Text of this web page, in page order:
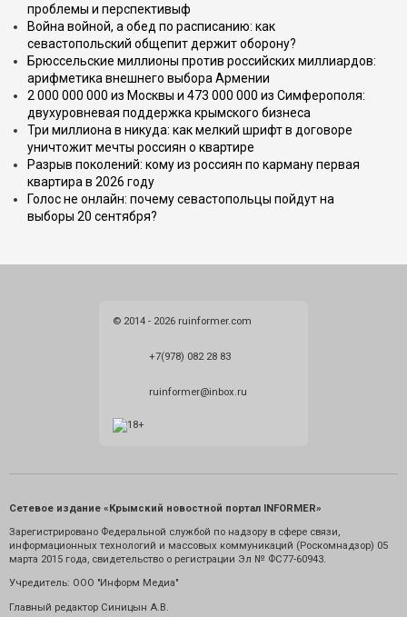
проблемы и перспективыф
Война войной, а обед по расписанию: как
севастопольский общепит держит оборону?
Брюссельские миллионы против российских миллиардов:
арифметика внешнего выбора Армении
2 000 000 000 из Москвы и 473 000 000 из Симферополя:
двухуровневая поддержка крымского бизнеса
Три миллиона в никуда: как мелкий шрифт в договоре
уничтожит мечты россиян о квартире
Разрыв поколений: кому из россиян по карману первая
квартира в 2026 году
Голос не онлайн: почему севастопольцы пойдут на
выборы 20 сентября?
© 2014 - 2026 ruinformer.com
+7(978) 082 28 83
ruinformer@inbox.ru
Сетевое издание «Крымский новостной портал INFORMER»
Зарегистрировано Федеральной службой по надзору в сфере связи,
информационных технологий и массовых коммуникаций (Роскомнадзор) 05
марта 2015 года, свидетельство о регистрации Эл № ФС77-60943.
Учредитель: ООО "Информ Медиа"
Главный редактор Синицын А.В.